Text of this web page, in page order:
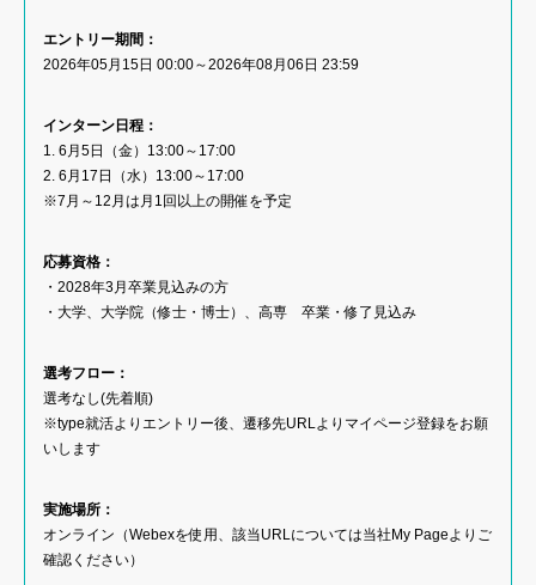
エントリー期間：
2026年05月15日 00:00～2026年08月06日 23:59
インターン日程：
1. 6月5日（金）13:00～17:00
2. 6月17日（水）13:00～17:00
※7月～12月は月1回以上の開催を予定
応募資格：
・2028年3月卒業見込みの方
・大学、大学院（修士・博士）、高専 卒業・修了見込み
選考フロー：
選考なし(先着順)
※type就活よりエントリー後、遷移先URLよりマイページ登録をお願
いします
実施場所：
オンライン（Webexを使用、該当URLについては当社My Pageよりご
確認ください）